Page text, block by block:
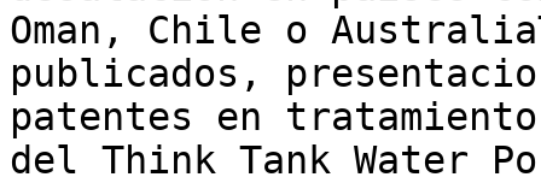
Oman, Chile o
publicados,
patentes en tratamiento
del Think Tank Water